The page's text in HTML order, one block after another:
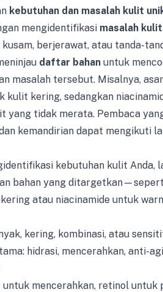
kebutuhan dan masalah kulit
mengidentifikasi masalah
berjerawat, atau tanda-
daftar bahan untuk
masalah tersebut. Misalnya,
kulit kering, sedangkan
yang tidak merata. Pembaca
kemandirian dapat mengikuti
kebutuhan kulit Anda,
bahan yang
atau niacinamide untuk
kering, kombinasi, atau
hidrasi, mencerahkan, anti-
untuk mencerahkan, retinol untuk